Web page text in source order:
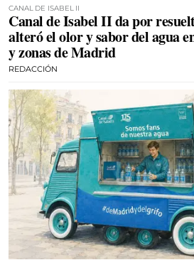
CANAL DE ISABEL II
Canal de Isabel II da por
alteró el olor y sabor del agua
y zonas de Madrid
REDACCIÓN